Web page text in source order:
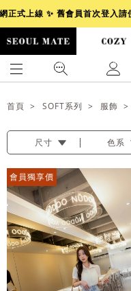
正式上線 ✨ 舊會員首次登入
爆乳
小香風 透膚
襯衫 褲裙
涼感
首頁 SOFT系列 服飾
尺寸 色系
會員獨享價